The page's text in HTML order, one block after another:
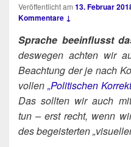
Veröffentlicht am 13. Februar
Kommentare ↓
Spra­che beein­flusst
des­we­gen ach­ten wir
Beach­tung der je nach
vol­len „Poli­ti­schen
Das soll­ten wir auch
tun – erst recht, wenn
des begeis­ter­ten